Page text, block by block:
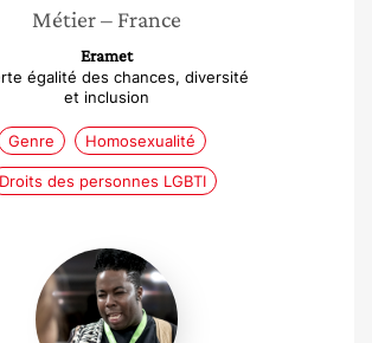
Métier– France
Eramet
égalité des chances, diversité
et inclusion
Genre Homosexualité
Droits des personnes LGBTI
Dumiso
Gatsha